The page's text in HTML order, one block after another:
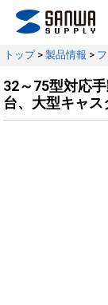
トップ> 製品情報 >
32～75型対応
台、大型キャス